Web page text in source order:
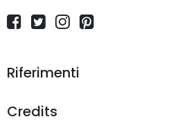
Riferimenti
Credits